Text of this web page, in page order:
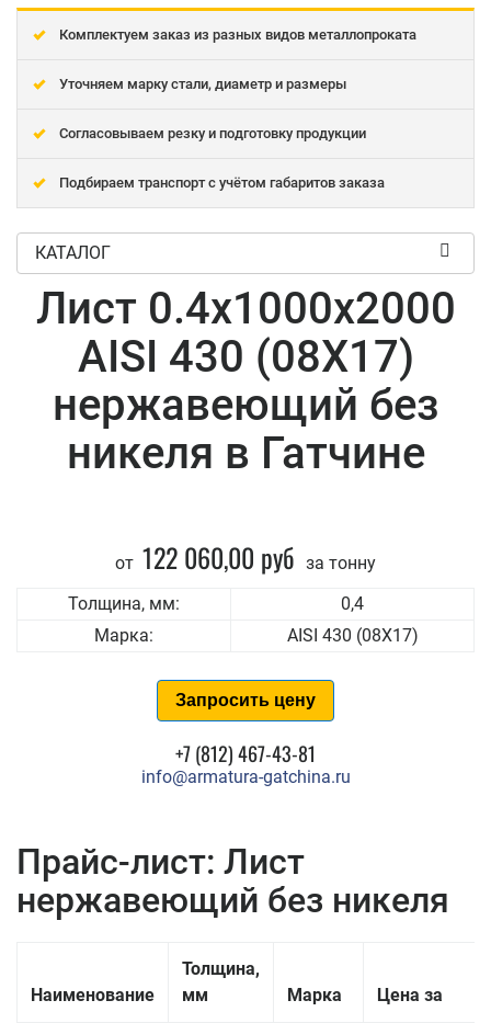
Комплектуем заказ из разных видов металлопроката
Уточняем марку стали, диаметр и размеры
Согласовываем резку и подготовку продукции
Подбираем транспорт с учётом габаритов заказа
КАТАЛОГ
Лист 0.4x1000x2000
AISI 430 (08Х17)
нержавеющий без
никеля в Гатчине
от 122 060,00 руб за тонну
Толщина, мм:
0,4
Марка:
AISI 430 (08Х17)
Запросить цену
+7 (812) 467-43-81
info@armatura-gatchina.ru
Прайс-лист: Лист
нержавеющий без никеля
Наименование
Толщина,
мм
Марка Цена за